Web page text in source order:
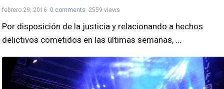
febrero 29, 2016 0 comments 2559 views
Por disposición de la justicia y relacionando a hechos
delictivos cometidos en las últimas semanas, ...